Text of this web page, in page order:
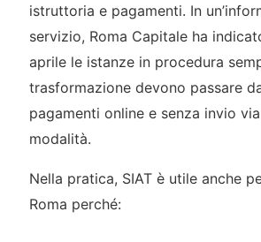
istruttoria e pagamenti. In
servizio, Roma Capitale ha
aprile le istanze in procedura
trasformazione devono passare
pagamenti online e senza invio
modalità.
Nella pratica, SIAT è utile anche
Roma perché: